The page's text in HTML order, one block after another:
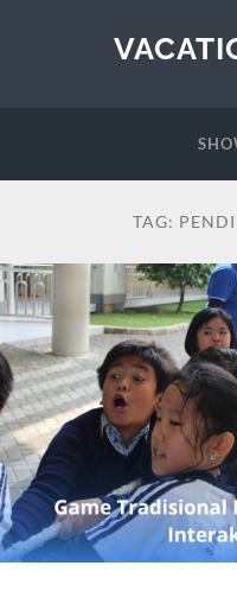
TAG: